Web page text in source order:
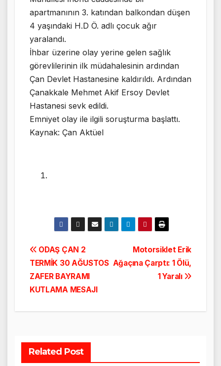
apartmanının 3. katından balkondan düşen
4 yaşındaki H.D Ö. adlı çocuk ağır
yaralandı.
İhbar üzerine olay yerine gelen sağlık
görevlilerinin ilk müdahalesinin ardından
Çan Devlet Hastanesine kaldırıldı. Ardından
Çanakkale Mehmet Akif Ersoy Devlet
Hastanesi sevk edildi.
Emniyet olay ile ilgili soruşturma başlattı.
Kaynak: Çan Aktüel
Yazı
gezinmesi
Motorsiklet Erik
Ağaçına Çarptı: 1 Ölü,
1 Yaralı
ODAŞ ÇAN 2
TERMİK 30 AĞUSTOS
ZAFER BAYRAMI
KUTLAMA MESAJI
Related Post